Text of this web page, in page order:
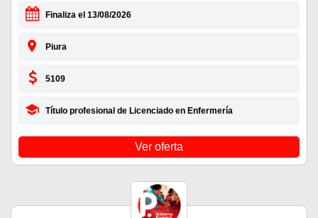
Finaliza el 13/08/2026
Piura
5109
Título profesional de Licenciado en Enfermería
Ver oferta